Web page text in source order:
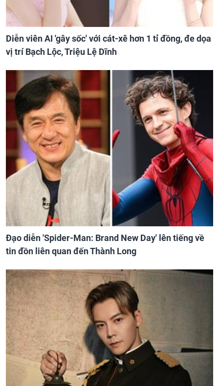
Diễn viên AI 'gây sốc' với cát-xê hơn 1 tỉ đồng, đe dọa
vị trí Bạch Lộc, Triệu Lệ Dĩnh
Đạo diễn 'Spider-Man: Brand New Day' lên tiếng về
tin đồn liên quan đến Thành Long